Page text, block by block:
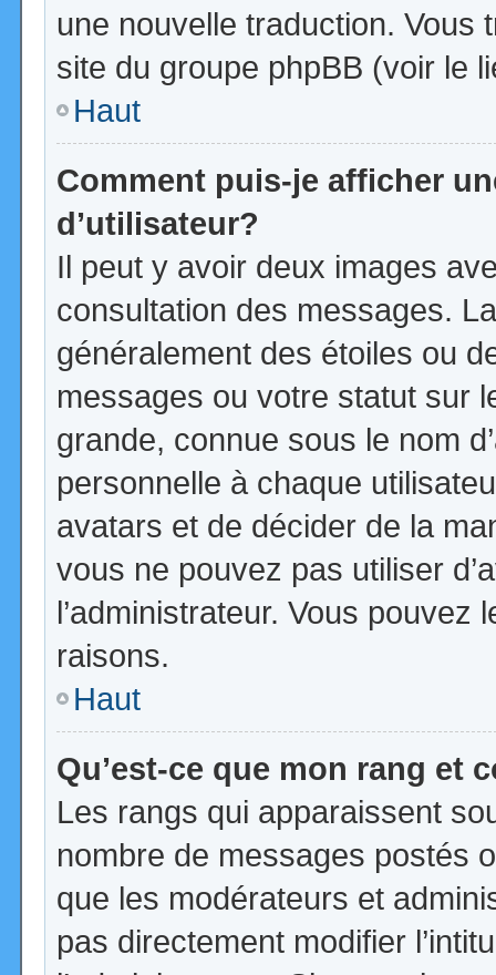
une nouvelle traduction. Vous
site du groupe phpBB (voir le
Haut
Comment puis-je afficher
d’utilisateur?
Il peut y avoir deux images
consultation des messages.
généralement des étoiles ou
messages ou votre statut sur
grande, connue sous le nom
personnelle à chaque
avatars et de décider de la
vous ne pouvez pas utiliser
l’administrateur. Vous
raisons.
Haut
Qu’est-ce que mon rang et
Les rangs qui apparaissent
nombre de messages postés
que les modérateurs et
pas directement modifier